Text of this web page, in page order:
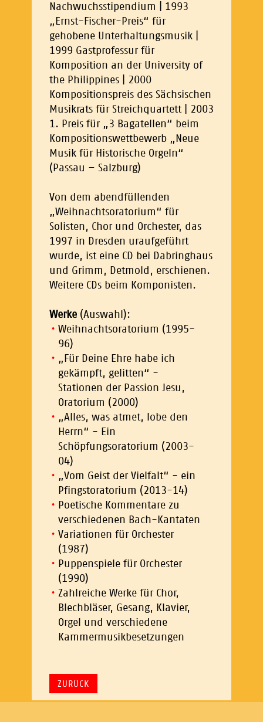
Nachwuchsstipendium | 1993
„Ernst-Fischer-Preis“ für
gehobene Unterhaltungsmusik |
1999 Gastprofessur für
Komposition an der University of
the Philippines | 2000
Kompositionspreis des Sächsischen
Musikrats für Streichquartett | 2003
1. Preis für „3 Bagatellen“ beim
Kompositionswettbewerb „Neue
Musik für Historische Orgeln“
(Passau – Salzburg)
Von dem abendfüllenden
„Weihnachtsoratorium“ für
Solisten, Chor und Orchester, das
1997 in Dresden uraufgeführt
wurde, ist eine CD bei Dabringhaus
und Grimm, Detmold, erschienen.
Weitere CDs beim Komponisten.
Werke (Auswahl):
Weihnachtsoratorium (1995-
96)
„Für Deine Ehre habe ich
gekämpft, gelitten“ -
Stationen der Passion Jesu,
Oratorium (2000)
„Alles, was atmet, lobe den
Herrn“ - Ein
Schöpfungsoratorium (2003-
04)
„Vom Geist der Vielfalt“ - ein
Pfingstoratorium (2013-14)
Poetische Kommentare zu
verschiedenen Bach-Kantaten
Variationen für Orchester
(1987)
Puppenspiele für Orchester
(1990)
Zahlreiche Werke für Chor,
Blechbläser, Gesang, Klavier,
Orgel und verschiedene
Kammermusikbesetzungen
ZURÜCK